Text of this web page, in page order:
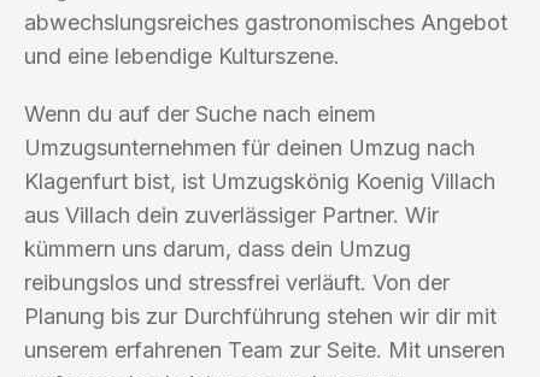
abwechslungsreiches gastronomisches Angebot
und eine lebendige Kulturszene.
Wenn du auf der Suche nach einem
Umzugsunternehmen für deinen Umzug nach
Klagenfurt bist, ist Umzugskönig Koenig Villach
aus Villach dein zuverlässiger Partner. Wir
kümmern uns darum, dass dein Umzug
reibungslos und stressfrei verläuft. Von der
Planung bis zur Durchführung stehen wir dir mit
unserem erfahrenen Team zur Seite. Mit unseren